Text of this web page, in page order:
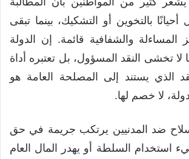
أحيانًا بالتخوين أو التشكيك، بينما تبقى
المساءلة والشفافية قائمة. إن الدولة
لا تخشى النقد المسؤول، بل تعتبره أداة
الذي يستند إلى المصلحة العامة هو
لا خصم لها.
ضد المدنيين يرتكب جريمة في حق
استخدام السلطة أو يهدر المال العام